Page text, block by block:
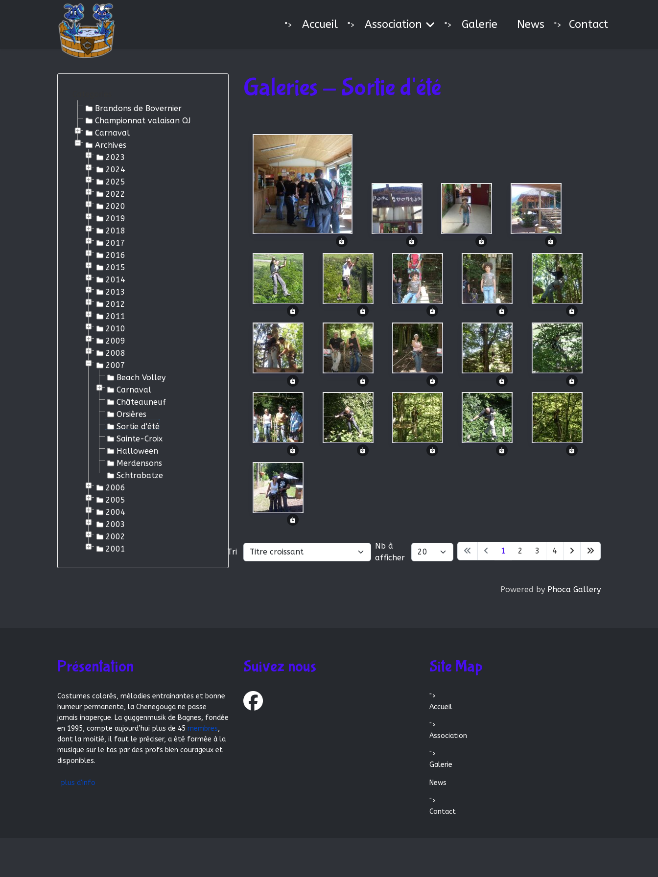
"> Accueil "> Association "> Galerie News "> Contact
Brandons de Bovernier
Championnat valaisan OJ
Carnaval
Archives
2023
2024
2025
2022
2020
2019
2018
2017
2016
2015
2014
2013
2012
2011
2010
2009
2008
2007
Beach Volley
Carnaval
Châteauneuf
Orsières
Sortie d'été
Sainte-Croix
Halloween
Merdensons
Schtrabatze
2006
2005
2004
2003
2002
2001
Galeries - Sortie d'été
Tri
Nb à
afficher
1 2 3 4
Powered by Phoca Gallery
Présentation
Costumes colorés, mélodies entrainantes et bonne
humeur permanente, la Chenegouga ne passe
jamais inaperçue. La guggenmusik de Bagnes, fondée
en 1995, compte aujourd’hui plus de 45 membres,
dont la moitié, il faut le préciser, a été formée à la
musique sur le tas par des profs bien courageux et
disponibles.
plus d'info
Suivez nous Site Map
">
Accueil
">
Association
">
Galerie
News
">
Contact